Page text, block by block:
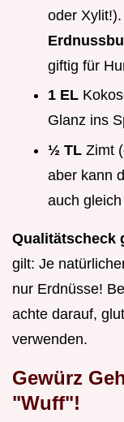
oder Xylit!).
giftig für
1 EL
Glanz ins
½ TL Zimt
aber kann
auch
Qualitätscheck
gilt: Je
nur Erdnüsse!
achte darauf,
verwenden.
Gewürz
"Wuff"!